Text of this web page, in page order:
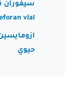
سيفوران
vial
حيوي